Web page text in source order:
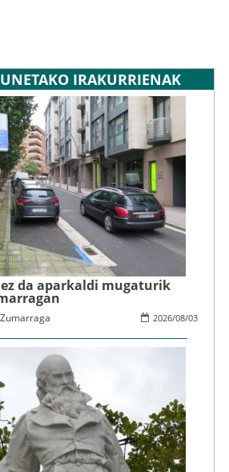
IRAKURRIENAK
da aparkaldi mugaturik
2026/08/03